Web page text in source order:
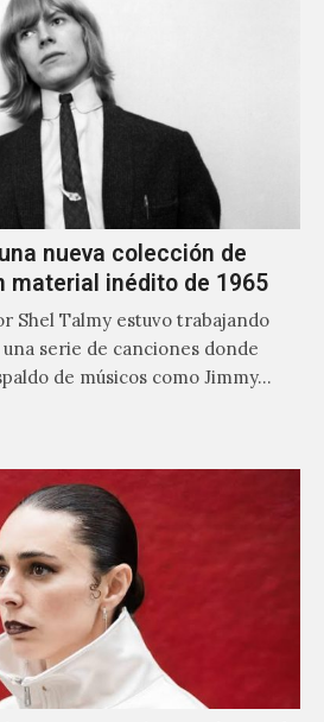
nueva colección de
material inédito de 1965
Shel Talmy estuvo trabajando
serie de canciones donde
de músicos como Jimmy…